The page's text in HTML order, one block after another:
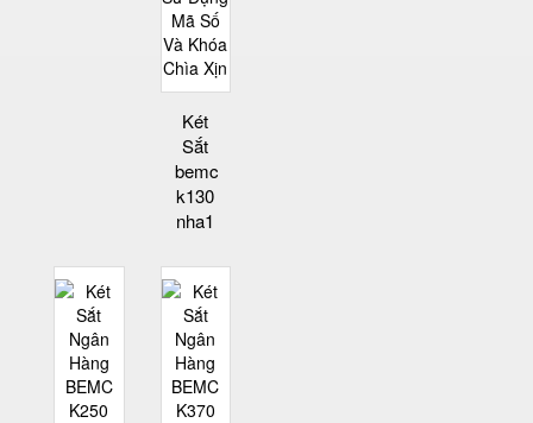
Két
Sắt
bemc
k130
nha1